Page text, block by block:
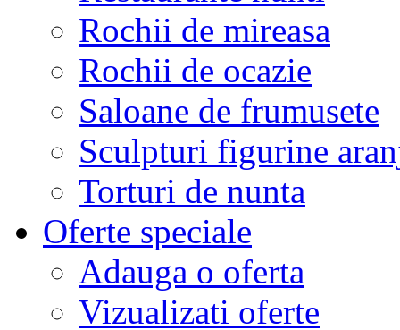
Rochii de mireasa
Rochii de ocazie
Saloane de frumusete
Sculpturi figurine
Torturi de nunta
Oferte speciale
Adauga o oferta
Vizualizati oferte